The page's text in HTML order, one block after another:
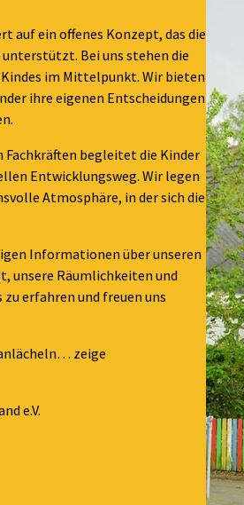
auf ein offenes Konzept, das die
Bei uns stehen die
im Mittelpunkt. Wir bieten
ihre eigenen Entscheidungen
Fachkräften begleitet die Kinder
Entwicklungsweg. Wir legen
Atmosphäre, in der sich die
Informationen über unseren
unsere Räumlichkeiten und
erfahren und freuen uns
zeige
e.V.